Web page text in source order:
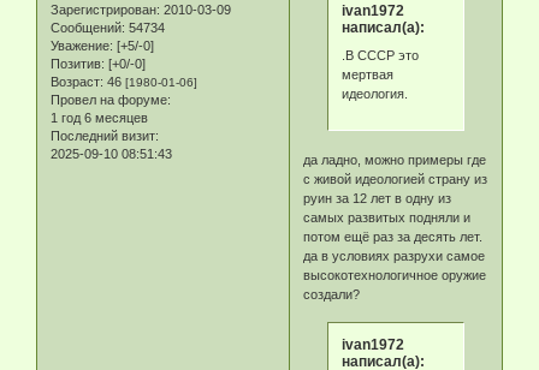
Зарегистрирован: 2010-03-09
Сообщений: 54734
Уважение: [+5/-0]
Позитив: [+0/-0]
Возраст: 46 [1980-01-06]
Провел на форуме:
1 год 6 месяцев
Последний визит:
2025-09-10 08:51:43
ivan1972
написал(а):
.В СССР это
мертвая
идеология.
да ладно, можно примеры где
с живой идеологией страну из
руин за 12 лет в одну из
самых развитых подняли и
потом ещё раз за десять лет.
да в условиях разрухи самое
высокотехнологичное оружие
создали?
ivan1972
написал(а):